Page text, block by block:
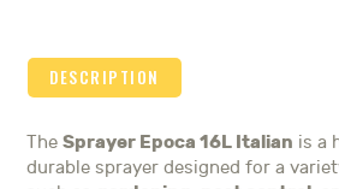
DESCRIPTION
TheSprayer Epoca 16L Italian is a
durable sprayer designed for a